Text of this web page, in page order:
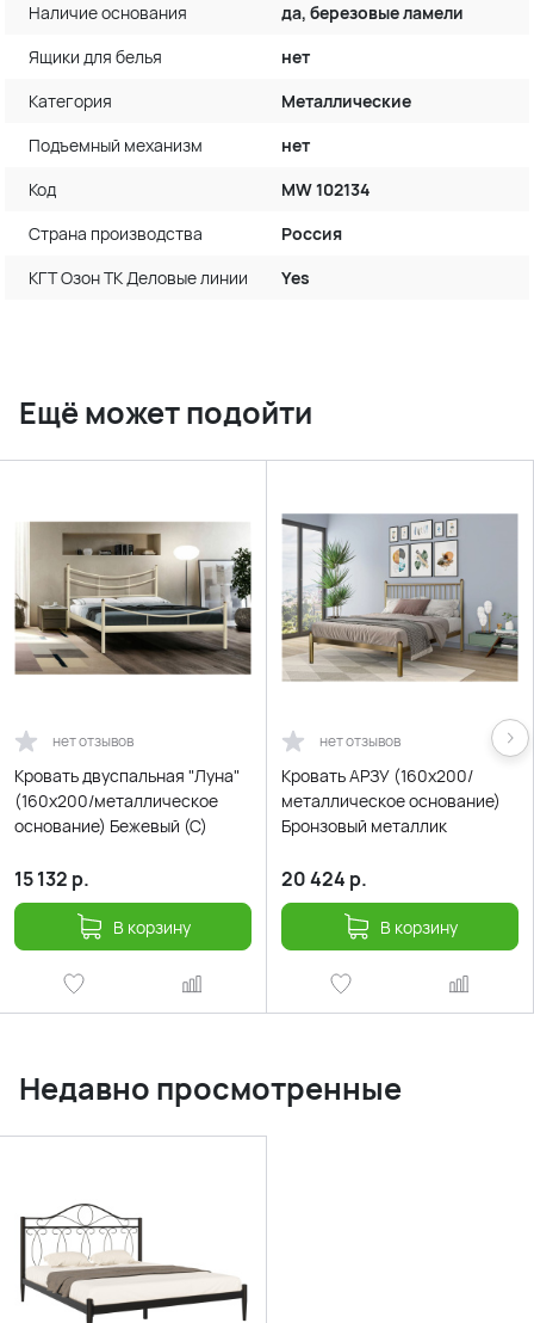
Наличие основания
да, березовые ламели
Ящики для белья
нет
Категория
Металлические
Подъемный механизм
нет
Код
MW 102134
Страна производства
Россия
КГТ Озон ТК Деловые линии
Yes
Ещё может подойти
нет отзывов
Кровать двуспальная "Луна"
(160х200/металлическое
основание) Бежевый (C)
15 132 р.
В корзину
нет отзывов
Кровать АРЗУ (160х200/
металлическое основание)
Бронзовый металлик
20 424 р.
В корзину
Недавно просмотренные